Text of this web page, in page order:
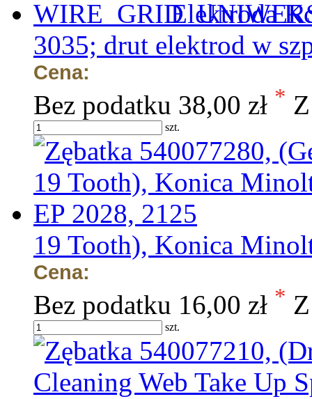
Elektroda
3035; drut elektrod w
Cena:
Bez podatku 38,00 zł *
szt.
19 Tooth), Konica
Cena:
Bez podatku 16,00 zł *
szt.